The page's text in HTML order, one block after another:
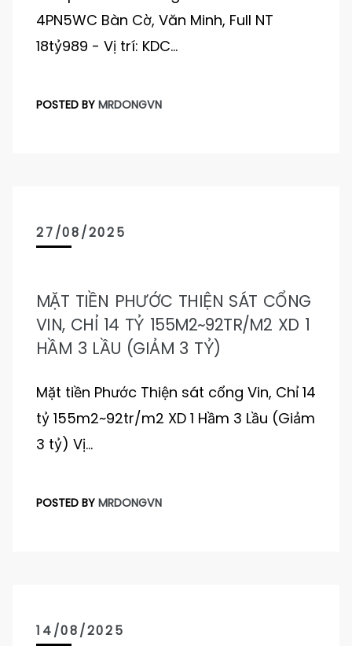
4PN5WC Bàn Cờ, Văn Minh, Full NT
18tỷ989 - Vị trí: KDC…
POSTED BY MRDONGVN
27/08/2025
MẶT TIỀN PHƯỚC THIỆN SÁT CỔNG
VIN, CHỈ 14 TỶ 155M2~92TR/M2 XD 1
HẦM 3 LẦU (GIẢM 3 TỶ)
Mặt tiền Phước Thiện sát cổng Vin, Chỉ 14
tỷ 155m2~92tr/m2 XD 1 Hầm 3 Lầu (Giảm
3 tỷ) Vị…
POSTED BY MRDONGVN
14/08/2025